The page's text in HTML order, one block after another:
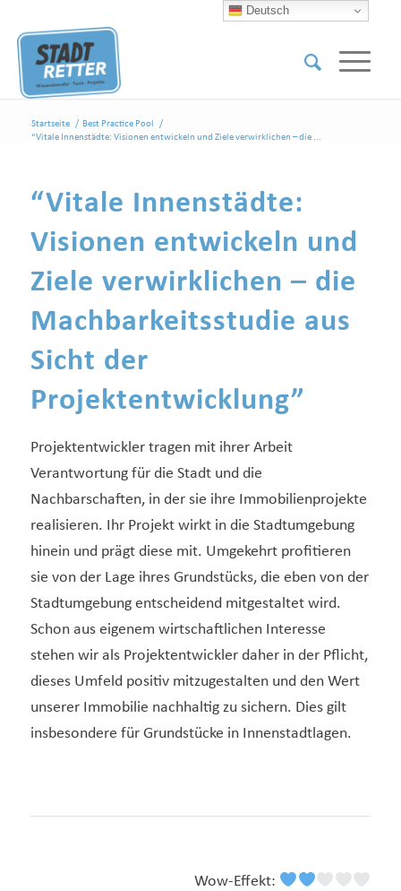
Startseite / Best Practice Pool
/
“Vitale Innenstädte: Visionen entwickeln und Ziele verwirklichen – die ...
“Vitale Innenstädte:
Visionen entwickeln und
Ziele verwirklichen – die
Machbarkeitsstudie aus
Sicht der
Projektentwicklung”
Projektentwickler tragen mit ihrer Arbeit
Verantwortung für die Stadt und die
Nachbarschaften, in der sie ihre Immobilienprojekte
realisieren. Ihr Projekt wirkt in die Stadtumgebung
hinein und prägt diese mit. Umgekehrt profitieren
sie von der Lage ihres Grundstücks, die eben von der
Stadtumgebung entscheidend mitgestaltet wird.
Schon aus eigenem wirtschaftlichen Interesse
stehen wir als Projektentwickler daher in der Pflicht,
dieses Umfeld positiv mitzugestalten und den Wert
unserer Immobilie nachhaltig zu sichern. Dies gilt
insbesondere für Grundstücke in Innenstadtlagen.
Wow-Effekt:
Deutsch